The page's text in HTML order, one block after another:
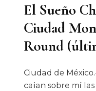
El Sueño
Ciudad
Round
Ciudad de
caían sobre mí